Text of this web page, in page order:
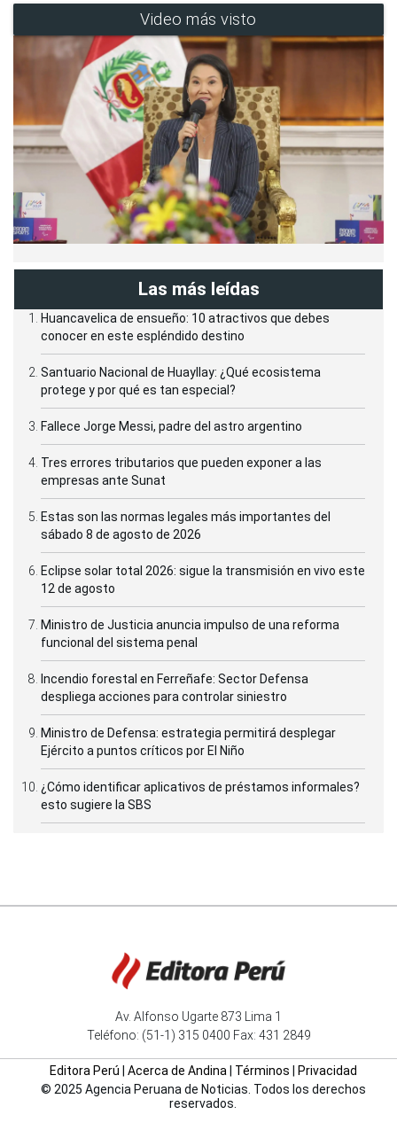
Video más visto
Las más leídas
Huancavelica de ensueño: 10 atractivos que debes
conocer en este espléndido destino
Santuario Nacional de Huayllay: ¿Qué ecosistema
protege y por qué es tan especial?
Fallece Jorge Messi, padre del astro argentino
Tres errores tributarios que pueden exponer a las
empresas ante Sunat
Estas son las normas legales más importantes del
sábado 8 de agosto de 2026
Eclipse solar total 2026: sigue la transmisión en vivo este
12 de agosto
Ministro de Justicia anuncia impulso de una reforma
funcional del sistema penal
Incendio forestal en Ferreñafe: Sector Defensa
despliega acciones para controlar siniestro
Ministro de Defensa: estrategia permitirá desplegar
Ejército a puntos críticos por El Niño
¿Cómo identificar aplicativos de préstamos informales?
esto sugiere la SBS
Av. Alfonso Ugarte 873 Lima 1
Teléfono: (51-1) 315 0400 Fax: 431 2849
Editora Perú Acerca de Andina Términos
Privacidad
© 2025 Agencia Peruana de Noticias. Todos los derechos
reservados.